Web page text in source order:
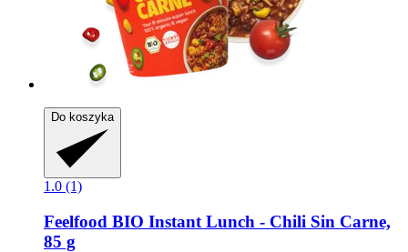
Do koszyka
1.0 (1)
Feelfood BIO Instant Lunch -​ Chili Sin Carne,
85 g